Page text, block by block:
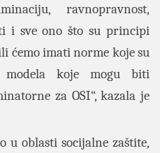
ravnopravnost,
i sve ono što su principi
ćemo imati norme koje su
koje mogu biti
za OSI“, kazala je
u oblasti socijalne zaštite,